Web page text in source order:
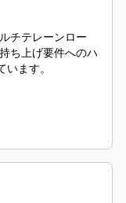
チテレーンロー
ち上げ要件へのハ
ます。